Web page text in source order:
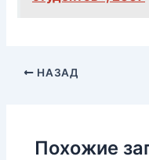
НАЗАД
Похожие